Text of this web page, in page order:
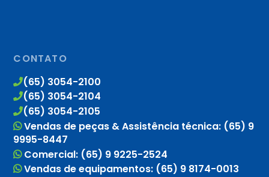
CONTATO
(65) 3054-2100
(65) 3054-2104
(65) 3054-2105
Vendas de peças & Assistência técnica: (65) 9
9995-8447
Comercial: (65) 9 9225-2524
Vendas de equipamentos: (65) 9 8174-0013